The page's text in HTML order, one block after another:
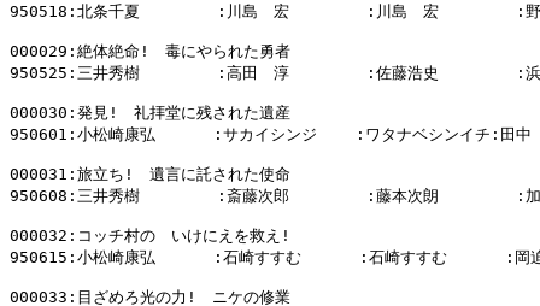
950518:北条千夏        :川島　宏        :川島　宏        :野
000029:絶体絶命!　毒にやられた勇者
950525:三井秀樹        :高田　淳        :佐藤浩史        :浜
000030:発見!　礼拝堂に残された遺産
950601:小松崎康弘      :サカイシンジ    :ワタナベシンイチ:田中
000031:旅立ち!　遺言に託された使命
950608:三井秀樹        :斎藤次郎        :藤本次朗        :加
000032:コッチ村の　いけにえを救え!
950615:小松崎康弘      :石崎すすむ      :石崎すすむ      :岡
000033:目ざめろ光の力!　ニケの修業